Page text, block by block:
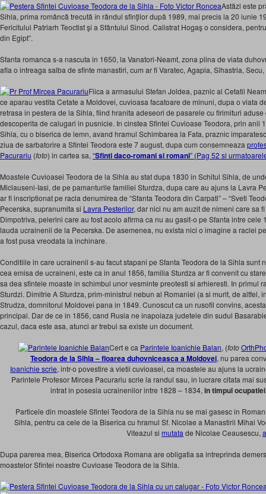
Astăzi este
Sihla, prima româncă trecută în rândul sfinţilor după 1989, mai precis la 20 iunie
Fericitului Patriarh Teoctist şi a Sfântului Sinod. Calistrat Hogaş o considera,
din Egipt”.
Sfanta romanca s-a nascuta in 1650, la Vanatori-Neamt, zona plina de viata
afla o intreaga salba de sfinte manastiri, cum ar fi Varatec, Agapia, Sihastria,
Fiica a armasului Stefan Joldea, paznic al Cetatii
ce aparau vestita Cetate a Moldovei, cuvioasa facatoare de minuni, dupa o viata
retrasa in pestera de la Sihla, fiind hranita adeseori de pasarele cu firimituri
descoperita de calugari in pusnicie. In cinstea Sfintei Cuvioase Teodora, prin anii
Sihla, cu o biserica de lemn, avand hramul Schimbarea la Fata, praznic
ziua de sarbatorire a Sfintei Teodora este 7 august, dupa cum consemneaza
Pacurariu (foto) in cartea sa, “Sfinti daco-romani si romani” (Pag 52 si
Moastele Cuvioasei Teodora de la Sihla au stat dupa 1830 in Schitul Sihla, de
Miclauseni-Iasi, de pe pamanturile familiei Sturdza, dupa care au ajuns la Lavra
ar fi inscriptionat pe racla denumirea de “Sfanta Teodora din Carpati” – “Sveti
Pecerska, supranumita si Lavra Pesterilor, dar nici nu am auzit de nimeni care sa
Dimpotriva, pelerini care au fost acolo afirma ca nu au gasit-o pe Sfanta intre cele
lauda ucrainenii de la Pecerska. De asemenea, nu exista nici o imagine a raclei
a fost pusa vreodata la inchinare.
Conditiile in care ucrainenii s-au facut stapani pe Sfanta Teodora de la Sihla sunt
cea emisa de ucraineni, este ca in anul 1856, familia Sturdza ar fi convenit cu
sa dea sfintele moaste in schimbul unor vesminte preotesti si arhieresti. In primul
Sturdzi. Dimitrie A Sturdza, prim-ministrul nebun al Romaniei (a si murit, de altfel,
Strudza, domnitorul Moldovei pana in 1849. Cunoscut ca un rusofil convins,
principal. Dar de ce in 1856, cand Rusia ne inapoiaza judetele din sudul
cazul, daca este asa, atunci ar trebui sa existe un document.
Cert e ca Parintele Ioanichie Balan, (foto
Teodora de la Sihla – floarea duhovniceasca a Moldovei, nu parea
Ioanichie scrie, intr-o povestire a vietii cuvioasei, ca moastele au ajuns la
Parintele Profesor Mircea Pacurariu scrie la randul sau, in lucrare citata mai
intrat in posesia ucrainenilor intre 1828 – 1834, in timpul
Particele din moastele Sfintei Teodora de la Sihla nu se mai gasesc in
Sihla, pentru ca cele de la Biserica cu hramul Sf. Nicolae a Manastirii Mihai
Viteazul si mutata de Nicolae Ceausescu,
Dupa parerea mea, Biserica Ortodoxa Romana are obligatia sa intreprinda
moastelor Sfintei noastre Cuvioase Teodora de la Sihla.